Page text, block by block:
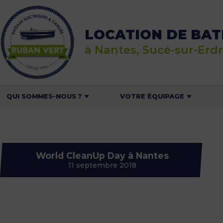
LOCATION DE
à Nantes, Sucé-sur-
QUI SOMMES-NOUS ?
NOS BATEAUX
NOS PARTENAIRES
VOTRE ÉQUIPAGE
EN FAMILLE
EN AMOUREUX
Accueil»Nantes
Nantes
World CleanUp Day à Nantes
11 septembre 2018